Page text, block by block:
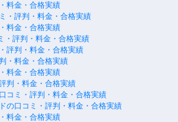
料金・合格実績
・評判・料金・合格実績
料金・合格実績
・評判・料金・合格実績
評判・料金・合格実績
・料金・合格実績
料金・合格実績
判・料金・合格実績
コミ・評判・料金・合格実績
の口コミ・評判・料金・合格実績
料金・合格実績